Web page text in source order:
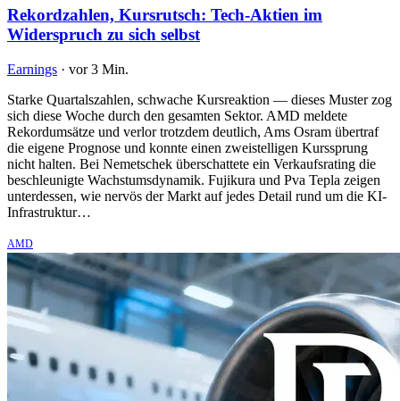
Rekordzahlen, Kursrutsch: Tech-Aktien im
Widerspruch zu sich selbst
Earnings · vor 3 Min.
Starke Quartalszahlen, schwache Kursreaktion — dieses Muster zog
sich diese Woche durch den gesamten Sektor. AMD meldete
Rekordumsätze und verlor trotzdem deutlich, Ams Osram übertraf
die eigene Prognose und konnte einen zweistelligen Kurssprung
nicht halten. Bei Nemetschek überschattete ein Verkaufsrating die
beschleunigte Wachstumsdynamik. Fujikura und Pva Tepla zeigen
unterdessen, wie nervös der Markt auf jedes Detail rund um die KI-
Infrastruktur…
AMD